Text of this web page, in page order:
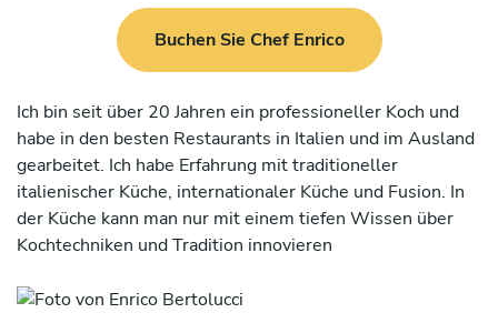
Buchen Sie Chef Enrico
Ich bin seit über 20 Jahren ein professioneller Koch und
habe in den besten Restaurants in Italien und im Ausland
gearbeitet. Ich habe Erfahrung mit traditioneller
italienischer Küche, internationaler Küche und Fusion. In
der Küche kann man nur mit einem tiefen Wissen über
Kochtechniken und Tradition innovieren